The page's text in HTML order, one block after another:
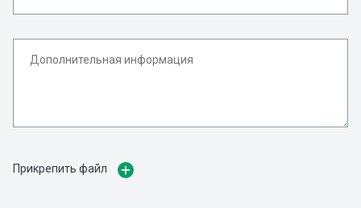
Прикрепить файл